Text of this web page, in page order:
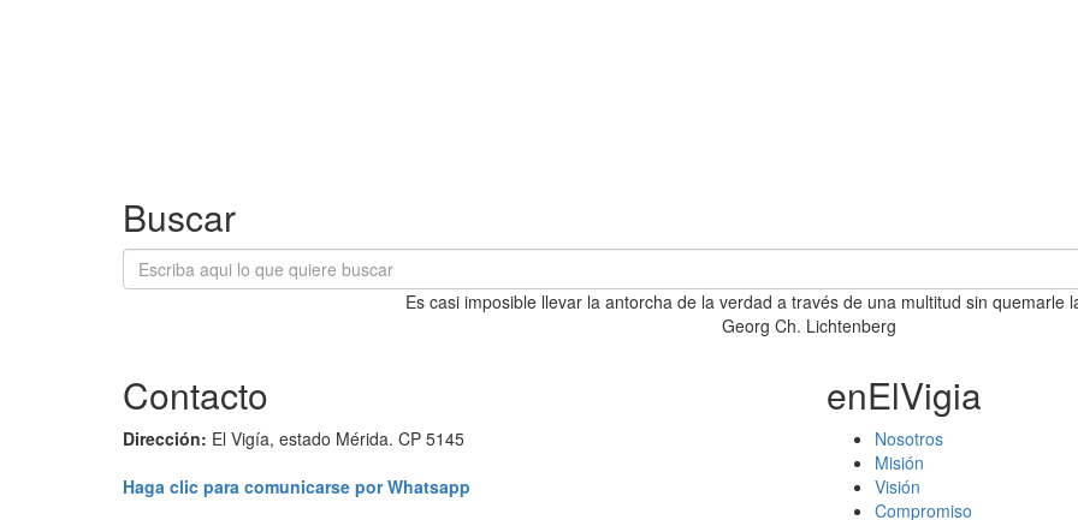
Buscar
Es casi imposible llevar la antorcha de la verdad a través de una multitud sin quemarle
Georg Ch. Lichtenberg
Contacto
Dirección: El Vigía, estado Mérida. CP 5145
Haga clic para comunicarse por Whatsapp
enElVigia
Nosotros
Misión
Visión
Compromiso